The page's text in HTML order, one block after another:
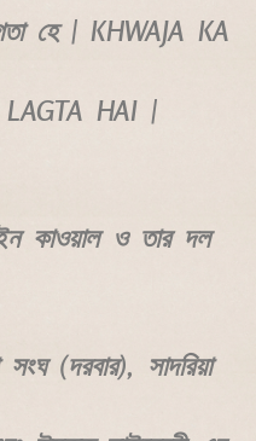
হে | KHWAJA KA
HAI |
কাওয়াল ও তার দল
সংঘ (দরবার), সাদরিয়া